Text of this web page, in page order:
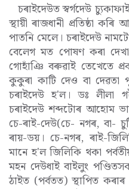
চৰাইদেউত স্বৰ্গদেউ
স্থায়ী ৰাজধানী প্ৰতিষ্ঠা
পাতনি মেলে। চৰাইদেউ
বেলেগ মত পোষণ কৰা দেখা
গোহাঁঞি বৰুৱাই তেখেতে
কুকুৰা কাটি দেও বা দেৱতা
চৰাইদেউ হ'ল। ডঃ লীলা
চৰাইদেউ শব্দটোৰ আহোম
চে-ৰাই-দেউ(চে- নগৰ, বা-
ৰায়-ডয়। চে-নগৰ, ৰাই-
মানে হ'ল জিলিকি থকা
মহন দেউধাই বাইলুং
ঠাইত (পৰ্বতত) স্থাপিত